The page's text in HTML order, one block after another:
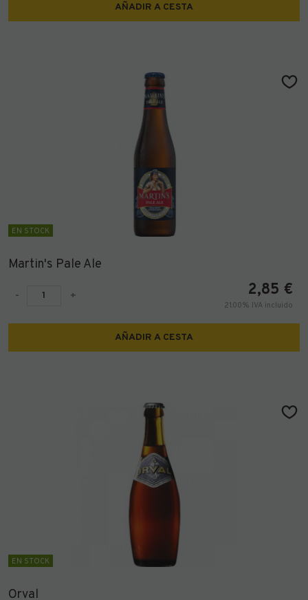
AÑADIR A CESTA
EN STOCK
Martin's Pale Ale
2,85 €
21.00% IVA incluido
- +
AÑADIR A CESTA
EN STOCK
Orval